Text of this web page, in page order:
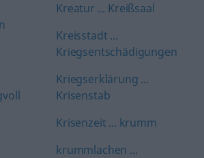
Kreatur ... Kreißsaal
Kreisstadt ...
Kriegsentschädigungen
Kriegserklärung ...
Krisenstab
Krisenzeit ... krumm
krummlachen ...